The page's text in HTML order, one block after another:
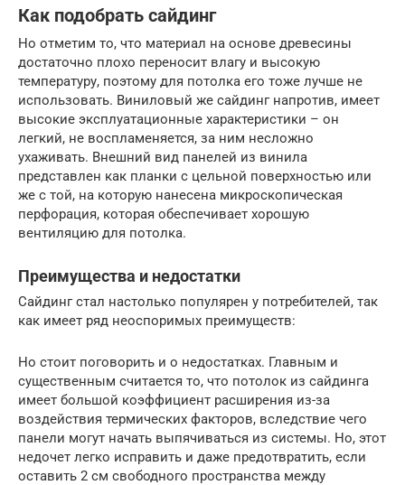
Как подобрать сайдинг
Но отметим то, что материал на основе древесины
достаточно плохо переносит влагу и высокую
температуру, поэтому для потолка его тоже лучше не
использовать. Виниловый же сайдинг напротив, имеет
высокие эксплуатационные характеристики – он
легкий, не воспламеняется, за ним несложно
ухаживать. Внешний вид панелей из винила
представлен как планки с цельной поверхностью или
же с той, на которую нанесена микроскопическая
перфорация, которая обеспечивает хорошую
вентиляцию для потолка.
Преимущества и недостатки
Сайдинг стал настолько популярен у потребителей, так
как имеет ряд неоспоримых преимуществ:
Но стоит поговорить и о недостатках. Главным и
существенным считается то, что потолок из сайдинга
имеет большой коэффициент расширения из-за
воздействия термических факторов, вследствие чего
панели могут начать выпячиваться из системы. Но, этот
недочет легко исправить и даже предотвратить, если
оставить 2 см свободного пространства между